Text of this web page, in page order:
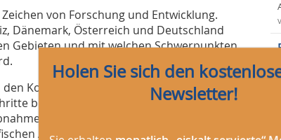
von Forschung und Entwicklung.
Dänemark, Österreich und Deutschland
Gebieten und mit welchen Schwerpunkten
Komponenten- und Systemherstellern
bei den einzelnen Komponenten, bei
der Wärmepumpen sowie der
Anforderungen und Bedürfnissen
Holen Sie sich den
Newsletter!